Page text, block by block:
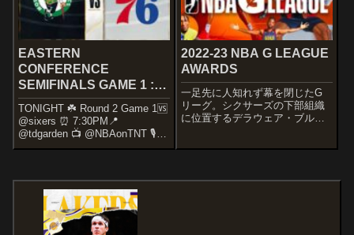
EASTERN
CONFERENCE
SEMIFINALS GAME 1 :
PHI – BOS May 1, 2023
TONIGHT ☘️ Round 2 Game 1🆚
@sixers ⏰ 7:30PM📍
@tdgarden 📺 @NBAonTNT 🎙️
@985TheSportsHub Small
2022-23 NBA G LEAGUE
AWARDS
一足先に人知れず幕を閉じたG
リーグ。シクサーズの下部組織
に位置するデラウェア・ブル